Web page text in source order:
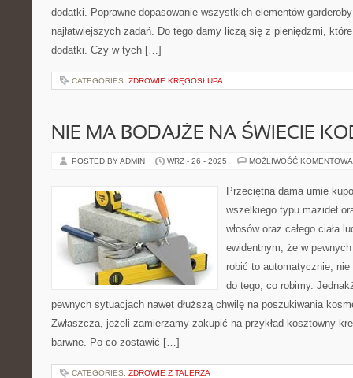
dodatki. Poprawne dopasowanie wszystkich elementów
najłatwiejszych zadań. Do tego damy liczą się z pieniędzmi,
dodatki. Czy w tych […]
CATEGORIES: ZDROWIE KRĘGOSŁUPA
NIE MA BODAJŻE NA ŚWIECIE
POSTED BY ADMIN WRZ - 26 - 2025 MOŻLIWOŚĆ
Przeciętna dama umie
wszelkiego typu mazideł
włosów oraz całego ciała
ewidentnym, że w
robić to automatycznie,
do tego, co robimy.
pewnych sytuacjach nawet dłuższą chwilę na poszukiwania
Zwłaszcza, jeżeli zamierzamy zakupić na przykład kosztowny
barwne. Po co zostawić […]
CATEGORIES: ZDROWIE Z TALERZA